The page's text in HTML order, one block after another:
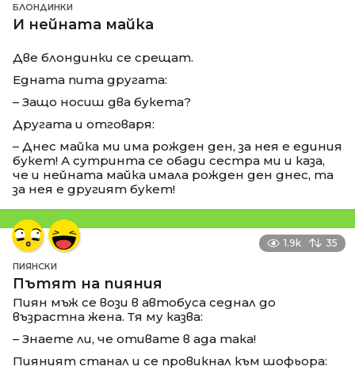
БЛОНДИНКИ
И нейната майка
Две блондинки се срещат.
Едната пита другата:
– Защо носиш два букета?
Другата и отговаря:
– Днес майка ми има рожден ден, за нея е единия
букет! А сутринта се обади сестра ми и каза,
че и нейната майка имала рожден ден днес, та
за нея е другият букет!
1.9k 35
ПИЯНСКИ
Пътят на пияния
Пиян мъж се вози в автобуса седнал до
възрастна жена. Тя му казва:
– Знаете ли, че отивате в ада така!
Пияният станал и се провикнал към шофьора: